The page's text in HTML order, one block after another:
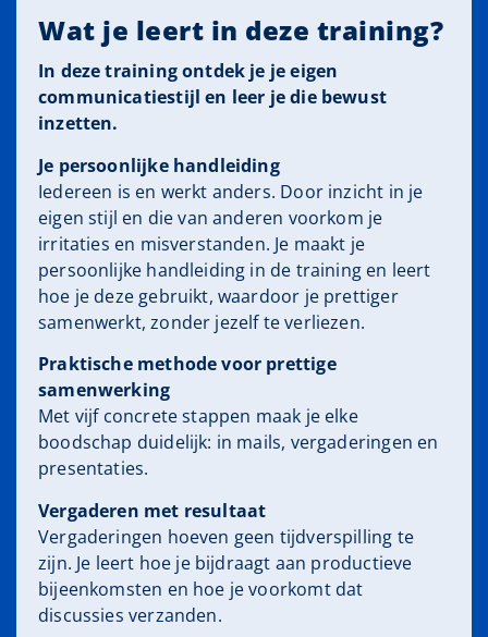
Wat je leert in deze training?
In deze training ontdek je je eigen
communicatiestijl en leer je die bewust
inzetten.
Je persoonlijke handleiding
Iedereen is en werkt anders. Door inzicht in je
eigen stijl en die van anderen voorkom je
irritaties en misverstanden. Je maakt je
persoonlijke handleiding in de training en leert
hoe je deze gebruikt, waardoor je prettiger
samenwerkt, zonder jezelf te verliezen.
Praktische methode voor prettige
samenwerking
Met vijf concrete stappen maak je elke
boodschap duidelijk: in mails, vergaderingen en
presentaties.
Vergaderen met resultaat
Vergaderingen hoeven geen tijdverspilling te
zijn. Je leert hoe je bijdraagt aan productieve
bijeenkomsten en hoe je voorkomt dat
discussies verzanden.